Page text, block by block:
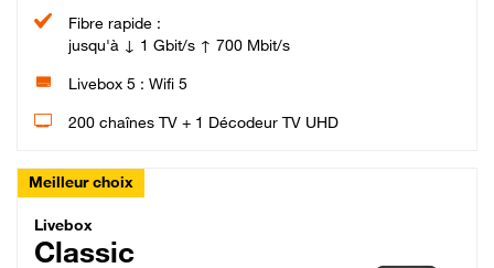
Fibre rapide :
jusqu'à ↓ 1 Gbit/s ↑ 700 Mbit/s
Livebox 5 : Wifi 5
200 chaînes TV + 1 Décodeur TV UHD
Meilleur choix
Livebox Classic Fibre
Livebox
Classic